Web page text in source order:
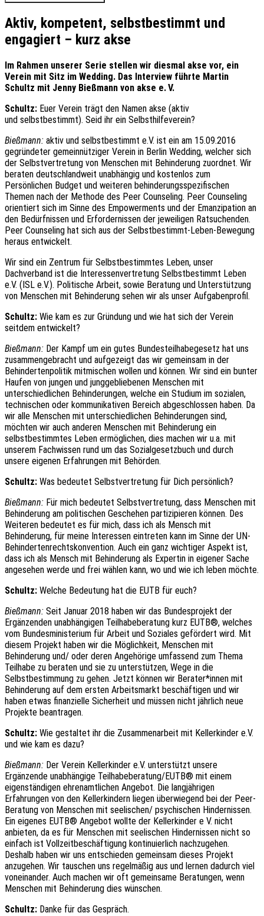
Aktiv, kompetent, selbstbestimmt und
engagiert – kurz akse
m Rahmen unserer Serie stellen wir diesmal akse vor, ein
Verein mit Sitz im Wedding. Das Interview führte Martin
Schultz mit Jenny Bießmann von akse e. V.
Schultz: Euer Verein trägt den Namen akse (aktiv
und selbstbestimmt). Seid ihr ein Selbsthilfeverein?
Bießmann: aktiv und selbstbestimmt e.V. ist ein am 15.09.2016
gegründeter gemeinnütziger Verein in Berlin Wedding, welcher sich
der Selbstvertretung von Menschen mit Behinderung zuordnet. Wir
beraten deutschlandweit unabhängig und kostenlos zum
Persönlichen Budget und weiteren behinderungsspezifischen
Themen nach der Methode des Peer Counseling. Peer Counseling
orientiert sich im Sinne des Empowerments und der Emanzipation an
den Bedürfnissen und Erfordernissen der jeweiligen Ratsuchenden.
Peer Counseling hat sich aus der Selbstbestimmt-Leben-Bewegung
heraus entwickelt.
Wir sind ein Zentrum für Selbstbestimmtes Leben, unser
Dachverband ist die Interessenvertretung Selbstbestimmt Leben
e.V. (ISL e.V.). Politische Arbeit, sowie Beratung und Unterstützung
von Menschen mit Behinderung sehen wir als unser Aufgabenprofil.
Schultz: Wie kam es zur Gründung und wie hat sich der Verein
seitdem entwickelt?
Bießmann: Der Kampf um ein gutes Bundesteilhabegesetz hat uns
zusammengebracht und aufgezeigt das wir gemeinsam in der
Behindertenpolitik mitmischen wollen und können. Wir sind ein bunter
Haufen von jungen und junggebliebenen Menschen mit
unterschiedlichen Behinderungen, welche ein Studium im sozialen,
technischen oder kommunikativen Bereich abgeschlossen haben. Da
wir alle Menschen mit unterschiedlichen Behinderungen sind,
möchten wir auch anderen Menschen mit Behinderung ein
selbstbestimmtes Leben ermöglichen, dies machen wir u.a. mit
unserem Fachwissen rund um das Sozialgesetzbuch und durch
unsere eigenen Erfahrungen mit Behörden.
Schultz: Was bedeutet Selbstvertretung für Dich persönlich?
Bießmann: Für mich bedeutet Selbstvertretung, dass Menschen mit
Behinderung am politischen Geschehen partizipieren können. Des
Weiteren bedeutet es für mich, dass ich als Mensch mit
Behinderung, für meine Interessen eintreten kann im Sinne der UN-
Behindertenrechtskonvention. Auch ein ganz wichtiger Aspekt ist,
dass ich als Mensch mit Behinderung als Expertin in eigener Sache
angesehen werde und frei wählen kann, wo und wie ich leben möchte.
Schultz: Welche Bedeutung hat die EUTB für euch?
Bießmann: Seit Januar 2018 haben wir das Bundesprojekt der
Ergänzenden unabhängigen Teilhabeberatung kurz EUTB®, welches
vom Bundesministerium für Arbeit und Soziales gefördert wird. Mit
diesem Projekt haben wir die Möglichkeit, Menschen mit
Behinderung und/ oder deren Angehörige umfassend zum Thema
Teilhabe zu beraten und sie zu unterstützen, Wege in die
Selbstbestimmung zu gehen. Jetzt können wir Berater*innen mit
Behinderung auf dem ersten Arbeitsmarkt beschäftigen und wir
haben etwas finanzielle Sicherheit und müssen nicht jährlich neue
Projekte beantragen.
Schultz: Wie gestaltet ihr die Zusammenarbeit mit Kellerkinder e.V.
und wie kam es dazu?
Bießmann: Der Verein Kellerkinder e.V. unterstützt unsere
Ergänzende unabhängige Teilhabeberatung/EUTB® mit einem
eigenständigen ehrenamtlichen Angebot. Die langjährigen
Erfahrungen von den Kellerkindern liegen überwiegend bei der Peer-
Beratung von Menschen mit seelischen/ psychischen Hindernissen.
Ein eigenes EUTB® Angebot wollte der Kellerkinder e V. nicht
anbieten, da es für Menschen mit seelischen Hindernissen nicht so
einfach ist Vollzeitbeschäftigung kontinuierlich nachzugehen.
Deshalb haben wir uns entschieden gemeinsam dieses Projekt
anzugehen. Wir tauschen uns regelmäßig aus und lernen dadurch viel
voneinander. Auch machen wir oft gemeinsame Beratungen, wenn
Menschen mit Behinderung dies wünschen.
Schultz: Danke für das Gespräch.